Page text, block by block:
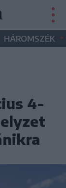
HÁROMSZÉK •
4-